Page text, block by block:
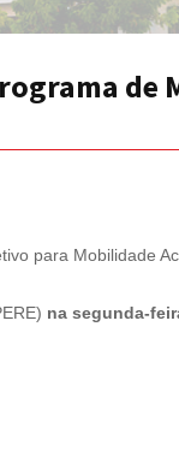
de
para Mobilidade
na segunda-